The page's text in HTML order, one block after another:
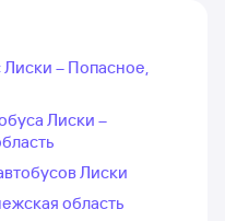
Лиски – Попасное,
Лиски –
Лиски
область